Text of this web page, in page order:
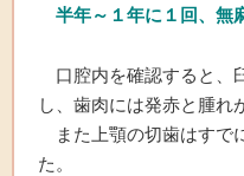
半年～１年に１回、無
口腔内を確認すると、
し、歯肉には発赤と腫れ
また上顎の切歯はすで
た。